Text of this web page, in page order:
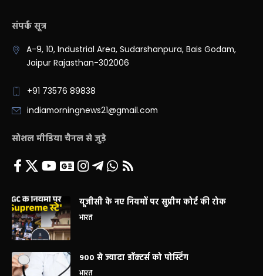
संपर्क सूत्र
A-9, 10, Industrial Area, Sudarshanpura, Bais Godam,
Jaipur Rajasthan-302006
+91 73576 89838
indiamorningnews21@gmail.com
सोशल मीडिया चैनल से जुड़े
यूजीसी के नए नियमों पर सुप्रीम कोर्ट की रोक
भारत
900 से ज्यादा डॉक्टर्स को पोस्टिंग